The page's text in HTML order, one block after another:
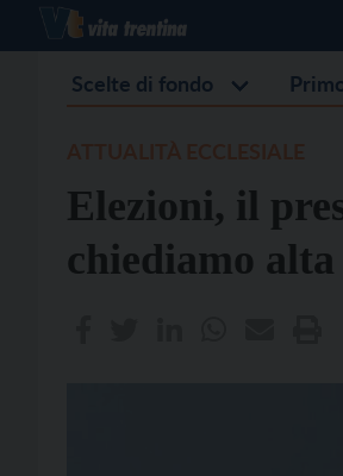
Scelte di fondo
Elezioni, il
chiediamo